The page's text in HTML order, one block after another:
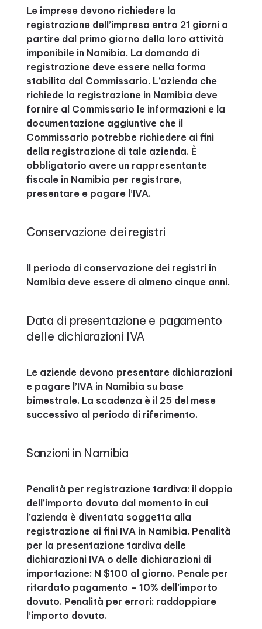
Le imprese devono richiedere la
registrazione dell’impresa entro 21 giorni a
partire dal primo giorno della loro attività
imponibile in Namibia. La domanda di
registrazione deve essere nella forma
stabilita dal Commissario. L’azienda che
richiede la registrazione in Namibia deve
fornire al Commissario le informazioni e la
documentazione aggiuntive che il
Commissario potrebbe richiedere ai fini
della registrazione di tale azienda. È
obbligatorio avere un rappresentante
fiscale in Namibia per registrare,
presentare e pagare l’IVA.
Conservazione dei registri
Il periodo di conservazione dei registri in
Namibia deve essere di almeno cinque anni.
Data di presentazione e pagamento
delle dichiarazioni IVA
Le aziende devono presentare dichiarazioni
e pagare l’IVA in Namibia su base
bimestrale. La scadenza è il 25 del mese
successivo al periodo di riferimento.
Sanzioni in Namibia
Penalità per registrazione tardiva: il doppio
dell’importo dovuto dal momento in cui
l’azienda è diventata soggetta alla
registrazione ai fini IVA in Namibia. Penalità
per la presentazione tardiva delle
dichiarazioni IVA o delle dichiarazioni di
importazione: N $100 al giorno. Penale per
ritardato pagamento – 10% dell’importo
dovuto. Penalità per errori: raddoppiare
l’importo dovuto.